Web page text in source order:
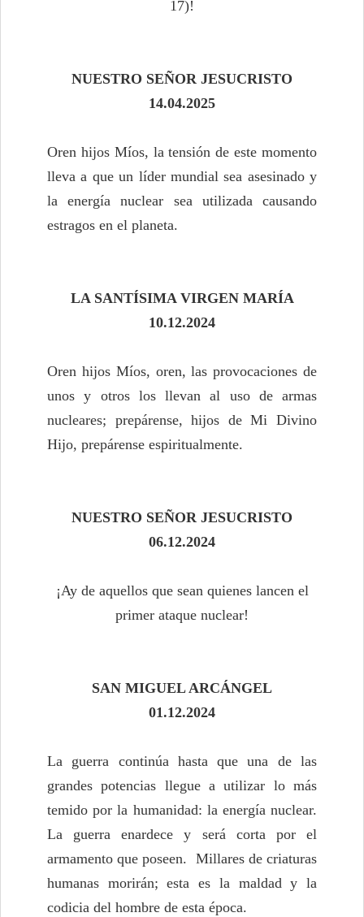
17)!
NUESTRO SEÑOR JESUCRISTO
14.04.2025
Oren hijos Míos, la tensión de este momento
lleva a que un líder mundial sea asesinado y
la energía nuclear sea utilizada causando
estragos en el planeta.
LA SANTÍSIMA VIRGEN MARÍA
10.12.2024
Oren hijos Míos, oren, las provocaciones de
unos y otros los llevan al uso de armas
nucleares; prepárense, hijos de Mi Divino
Hijo, prepárense espiritualmente.
NUESTRO SEÑOR JESUCRISTO
06.12.2024
¡Ay de aquellos que sean quienes lancen el
primer ataque nuclear!
SAN MIGUEL ARCÁNGEL
01.12.2024
La guerra continúa hasta que una de las
grandes potencias llegue a utilizar lo más
temido por la humanidad: la energía nuclear.
La guerra enardece y será corta por el
armamento que poseen. Millares de criaturas
humanas morirán; esta es la maldad y la
codicia del hombre de esta época.